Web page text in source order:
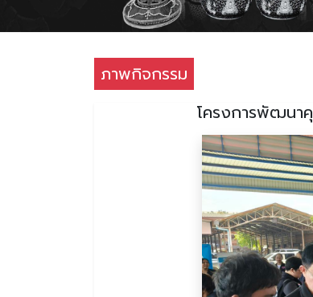
ภาพกิจกรรม
โครงการพัฒนา